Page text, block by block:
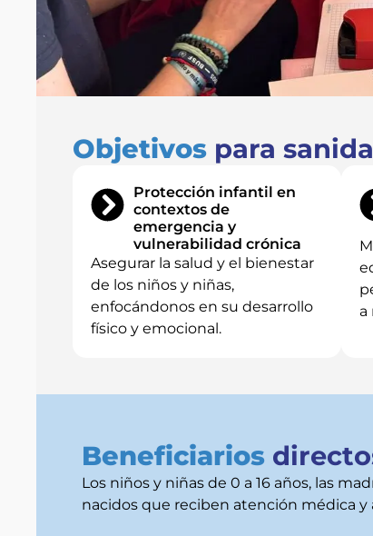
Objetivos para
Protección infantil en
contextos de
emergencia y
vulnerabilidad crónica
Asegurar la salud y el bienestar
de los niños y niñas,
enfocándonos en su desarrollo
físico y emocional.
a
Beneficiarios
Los niños y niñas de 0 a 16 años, las
nacidos que reciben atención médica y